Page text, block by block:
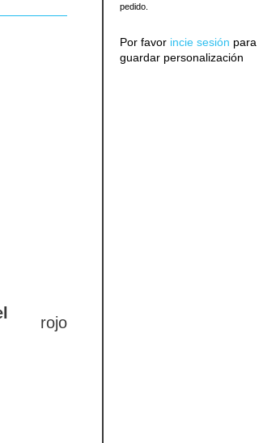
pedido.
Por favor incie sesión para
guardar personalización
rojo